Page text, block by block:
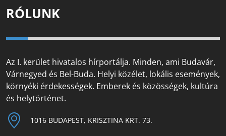
RÓLUNK
Az I. kerület hivatalos hírportálja. Minden, ami Budavár,
Várnegyed és Bel-Buda. Helyi közélet, lokális események,
környéki érdekességek. Emberek és közösségek, kultúra
és helytörténet.
1016 BUDAPEST, KRISZTINA KRT. 73.